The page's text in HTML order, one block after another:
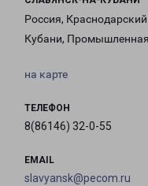
Россия,
Кубани,
на карте
ТЕЛЕФОН
8(86146) 32-0-55
EMAIL
slavyansk@pecom.ru